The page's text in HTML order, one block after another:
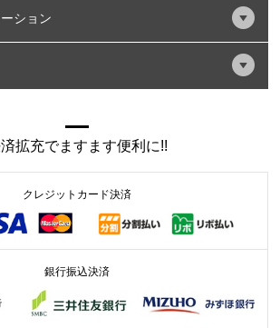
ション
拡充でますます便利に!!
クレジットカード決済
銀行振込決済